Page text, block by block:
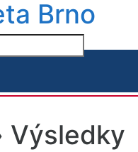
Brno
Výsledky